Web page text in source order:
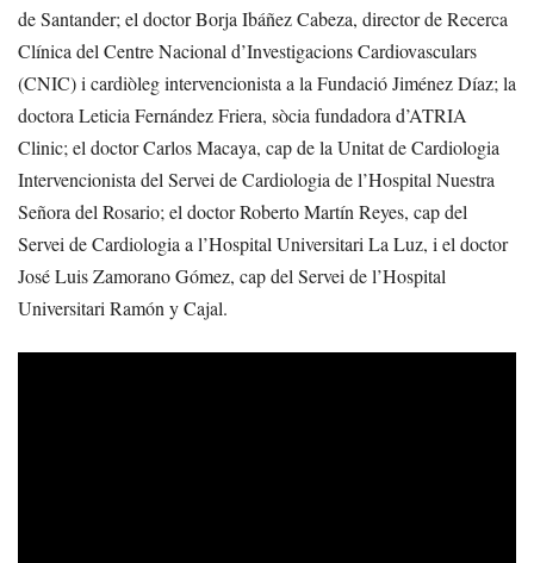
de Santander; el doctor Borja Ibáñez Cabeza, director de Recerca
Clínica del Centre Nacional d’Investigacions Cardiovasculars
(CNIC) i cardiòleg intervencionista a la Fundació Jiménez Díaz; la
doctora Leticia Fernández Friera, sòcia fundadora d’ATRIA
Clinic; el doctor Carlos Macaya, cap de la Unitat de Cardiologia
Intervencionista del Servei de Cardiologia de l’Hospital Nuestra
Señora del Rosario; el doctor Roberto Martín Reyes, cap del
Servei de Cardiologia a l’Hospital Universitari La Luz, i el doctor
José Luis Zamorano Gómez, cap del Servei de l’Hospital
Universitari Ramón y Cajal.